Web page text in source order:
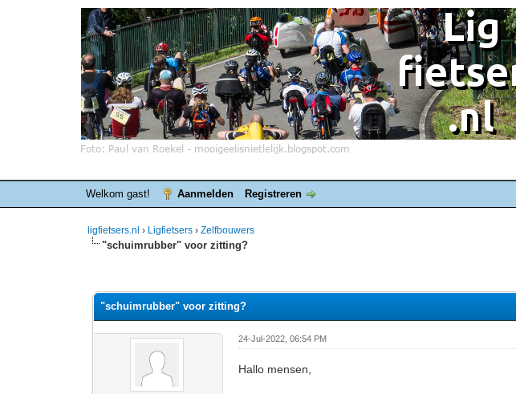
Welkom gast! Aanmelden Registreren
ligfietsers.nl › Ligfietsers ›Zelfbouwers
"schuimrubber" voor zitting?
"schuimrubber" voor zitting?
24-Jul-2022, 06:54 PM
Hallo mensen,